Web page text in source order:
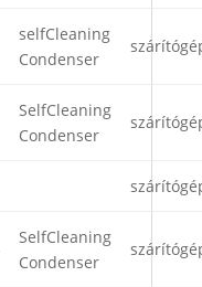
selfCleaning
Condenser
SelfCleaning
Condenser
SelfCleaning
Condenser